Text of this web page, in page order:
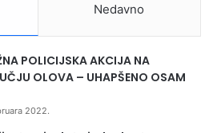
Nedavno
POLICIJSKA AKCIJA NA
OLOVA – UHAPŠENO OSAM
2022.